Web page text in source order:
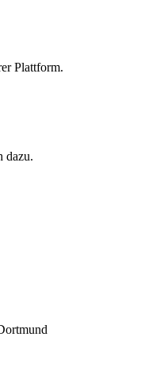
Plattform.
dazu.